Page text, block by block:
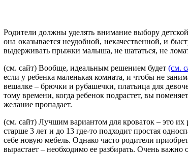
Родители должны уделять внимание выбору
она оказывается неудобной, некачественной, и
выдерживать прыжки малыша, не шататься, не
(см. сайт) Вообще, идеальным решением будет (см.
если у ребенка маленькая комната, и чтобы не
вешалке – брючки и рубашечки, платьица для
тому времени, когда ребенок подрастет, вы
желание пропадает.
(см. сайт) Лучшим вариантом для кроваток – это
старше 3 лет и до 13 где-то подходит простая
себе новую мебель. Однако часто родители
вырастает – необходимо ее разбирать. Очень